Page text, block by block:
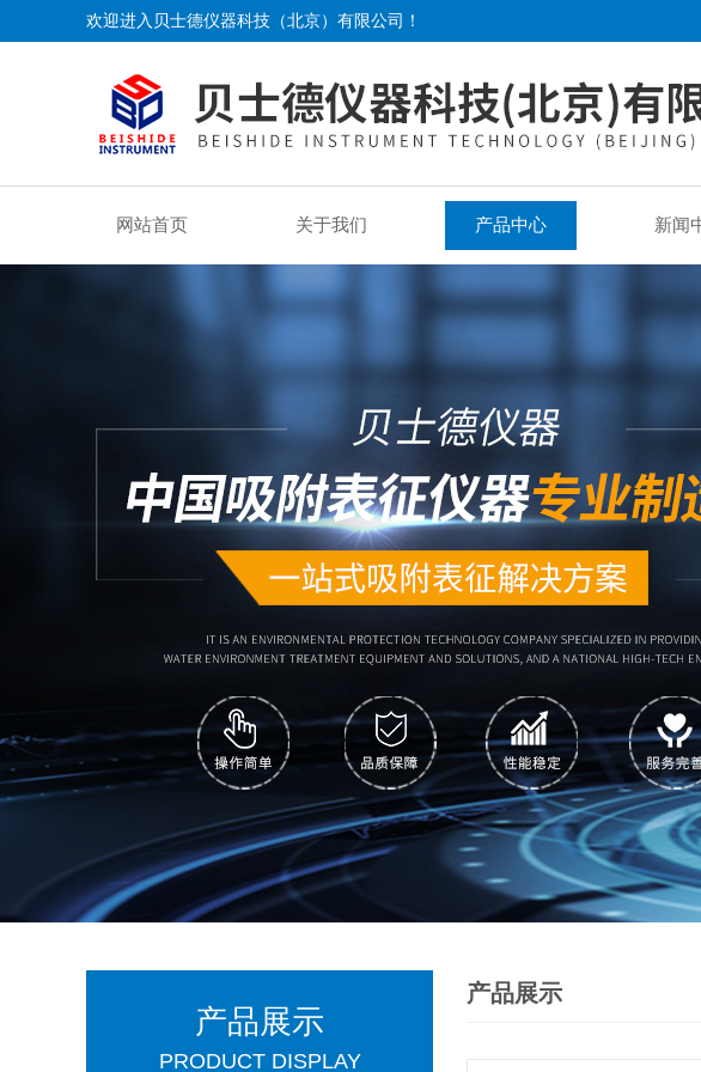
欢迎进入贝士德仪器科技（北京）有限公司！
网站首页 关于我们 产品中心 新闻
产品展示
PRODUCT DISPLAY
产品展示